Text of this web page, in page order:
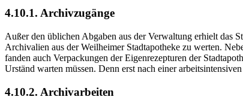
4.10.1. Archivzugänge
Außer den üblichen Abgaben aus der Verwaltung erhielt das
Archivalien aus der Weilheimer Stadtapotheke zu werten.
fanden auch Verpackungen der Eigenrezepturen der
Urständ warten müssen. Denn erst nach einer
4.10.2. Archivarbeiten